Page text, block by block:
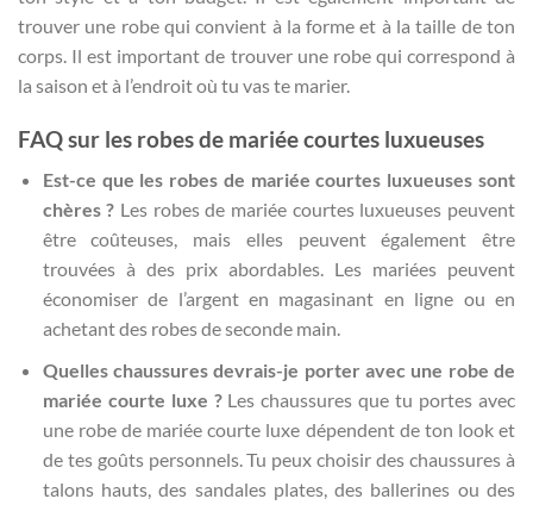
trouver une robe qui convient à la forme et à la taille de ton
corps. Il est important de trouver une robe qui correspond à
la saison et à l’endroit où tu vas te marier.
FAQ sur les robes de mariée courtes luxueuses
Est-ce que les robes de mariée courtes luxueuses sont
chères ? Les robes de mariée courtes luxueuses peuvent
être coûteuses, mais elles peuvent également être
trouvées à des prix abordables. Les mariées peuvent
économiser de l’argent en magasinant en ligne ou en
achetant des robes de seconde main.
Quelles chaussures devrais-je porter avec une robe de
mariée courte luxe ?Les chaussures que tu portes avec
une robe de mariée courte luxe dépendent de ton look et
de tes goûts personnels. Tu peux choisir des chaussures à
talons hauts, des sandales plates, des ballerines ou des